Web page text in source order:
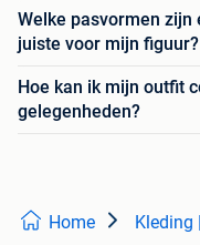
Welke pasvormen zijn
juiste voor mijn figuur?
Hoe kan ik mijn outfit
gelegenheden?
Home Kleding